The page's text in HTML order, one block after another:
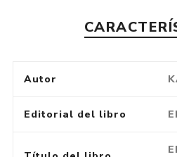
Autor
Editorial del libro